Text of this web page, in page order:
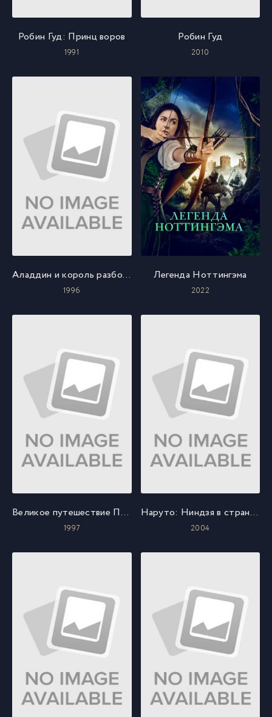
Робин Гуд: Принц воров
1991
Робин Гуд
2010
Аладдин и король разбойников
1996
Легенда Ноттингэма
2022
Великое путешествие Пуха: В поисках Кристофера Робина
1997
Наруто: Ниндзя в стране снега
2004